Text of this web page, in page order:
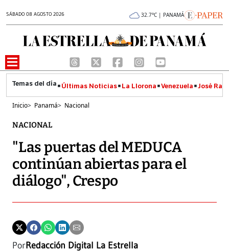
SÁBADO 08 AGOSTO 2026 32.7°C | PANAMÁ
Últimas Noticias La Llorona Venezuela José
Inicio> Panamá> Nacional
NACIONAL
"Las puertas del MEDUCA
continúan abiertas para el
diálogo", Crespo
PorRedacción Digital La Estrella